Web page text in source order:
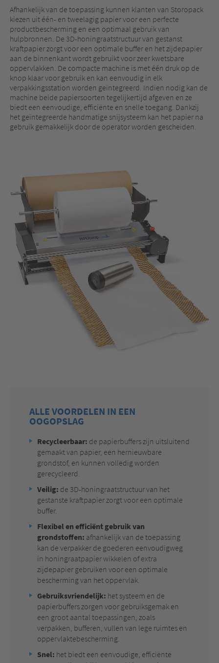
Afhankelijk van de toepassing kunnen klanten van Storopack
kiezen uit één- en tweelagig papier voor een perfecte
productbescherming en een optimaal gebruik van
hulpbronnen. De 3D-honingraatstructuur van gestanst
kraftpapier zorgt voor een optimale buffer en het zijdepapier
aan de binnenkant wordt gebruikt voor zeer kwetsbare
oppervlakken. De compacte machine is met één druk op de
knop klaar voor gebruik en kan eenvoudig in elk
verpakkingsstation worden geïntegreerd. Indien nodig kan de
machine beide papiersoorten tegelijkertijd afgeven en ze
biedt een eenvoudige, efficiënte en snelle toegang. Dankzij
het geïntegreerde handmatige snijsysteem kan het papier na
gebruik gemakkelijk door de operator worden gescheiden.
ALLE VOORDELEN IN EEN
OOGOPSLAG
Recycleerbaar: de papierbuffers zijn uitsluitend
gemaakt van papier, een hernieuwbare
grondstof, en kunnen volledig worden
gerecycleerd.
Veilig: de 3D-honingraatstructuur van het
gestanste kraftpapier zorgt voor een optimale
buffer.
Flexibel en efficiënt gebruik van
grondstoffen: afhankelijk van de toepassing
kan de verpakker de goederen eenvoudigweg
in honingraatpapier wikkelen of extra
zijdepapier gebruiken voor een optimale
bescherming van het oppervlak.
Gebruiksvriendelijk: het systeem en de
papierbuffers zorgen voor gebruiksgemak en
een groot aantal toepassingen, zoals
verpakken, bufferen, vullen van lege ruimtes en
oppervlaktebescherming.
Snel: het biedt een eenvoudige, efficiënte